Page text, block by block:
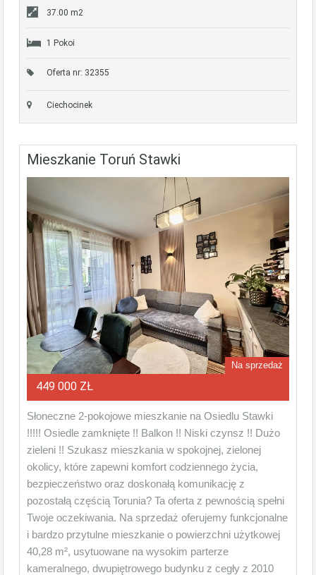
37.00 m2
1 Pokoi
Oferta nr: 32355
Ciechocinek
Mieszkanie Toruń Stawki
Na sprzedaż
449 000 ZŁ
Słoneczne 2-pokojowe mieszkanie na Osiedlu Stawki
!!!!! Osiedle zamknięte !! Balkon !! Niski czynsz !! Dużo
zieleni !! Szukasz mieszkania w spokojnej, zielonej
okolicy, które zapewni komfort codziennego życia,
bezpieczeństwo oraz doskonałą komunikację z
pozostałą częścią Torunia? Ta oferta z pewnością spełni
Twoje oczekiwania. Na sprzedaż oferujemy funkcjonalne
i bardzo przytulne mieszkanie o powierzchni użytkowej
40,28 m², usytuowane na wysokim parterze
kameralnego, dwupiętrowego budynku z cegły z 2010